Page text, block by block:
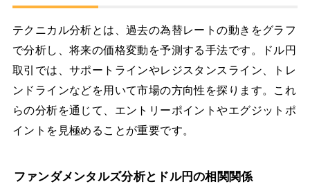
テクニカル分析とは、過去の為替レートの動きをグラフ
で分析し、将来の価格変動を予測する手法です。ドル円
取引では、サポートラインやレジスタンスライン、トレ
ンドラインなどを用いて市場の方向性を探ります。これ
らの分析を通じて、エントリーポイントやエグジットポ
イントを見極めることが重要です。
ファンダメンタルズ分析とドル円の相関関係